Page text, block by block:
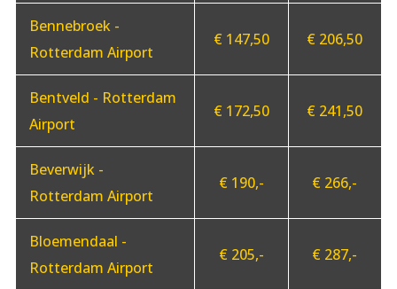
Bennebroek -
Rotterdam Airport
€ 147,50 € 206,50
Bentveld - Rotterdam
Airport
€ 172,50 € 241,50
Beverwijk -
Rotterdam Airport
€ 190,- € 266,-
Bloemendaal -
Rotterdam Airport
€ 205,- € 287,-